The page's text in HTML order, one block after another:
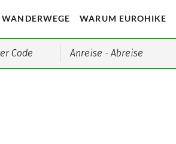
WANDERWEGE WARUM EUROHIKE
Anreise - Abreise